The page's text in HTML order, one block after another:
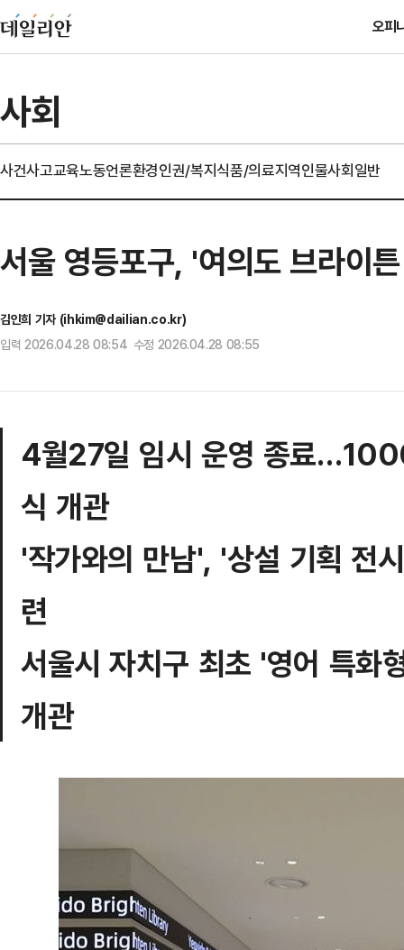
오피
사회
사건사고교육노동언론환경인권/복지식품/의료지역인물사회일반
서울 영등포구, '여의도 브라이
김인희 기자 (ihkim@dailian.co.kr)
입력 2026.04.28 08:54 수정 2026.04.28 08:55
4월27일 임시 운영 종료
식 개관
'작가와의 만남', '상설 기획 전
련
서울시 자치구 최초 '영어 특화
개관